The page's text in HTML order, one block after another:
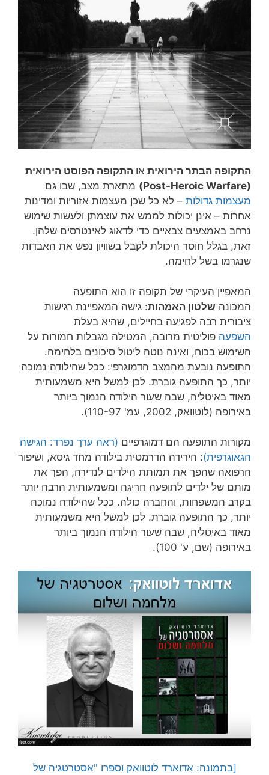
התקופה הבתר הירואית או התקופה הפוסט הירואית
(Post-Heroic Warfare)
מתארת מצב, שבו גם
מעצמות גדולות – לא כל שכן מעצמות אזוריות ומדינות
אחרות – אינן יכולות לממש את עוצמתן ולעשות שימוש
נרחב באמצעים צבאיים כדי לדאוג לאינטרסים שלהן.
זאת, בגלל חוסר היכולת לקבל בשוויון נפש את האבדות
שנגרמו בשל לחימה.
המאפיין העיקרי של תקופה זו הוא התופעה
המכונה שלטון האמהות: גישה המאפיינת רגישות
ציבורית רבה לפגיעה בחיילים, שהיא בעלת
השפעה פוליטית מרובה, המטילה מגבלות חמורות על
השימוש בכוח, ואינה נוטה ליטול סיכונים בלחימה.
התופעה נובעת מהמצב הדמוגרפי: ככל שהילודה נמוכה
יותר, כך התופעה גוברת. לכן למשל היא משמעותית
מאוד באיטליה, שבה שעור הילודה הנמוך ביותר
באירופה (לוטוואק, 2002, עמ' 110-97).
מקורות התופעה הם דמוגרפיים (ראה ערך נפרד: הגישה
הגאוגרפית): הירידה הדרמטית בילודה מחד גיסא, ושיפור
הרפואה שהפך את תמותת הילדים לנדירה, הפך את
מותם של ילדים לתופעה חריגה ומשמעותית הרבה יותר
בקרב המשפחות, והחברה כולה. ככל שהילודה נמוכה
יותר, כך התופעה גוברת. לכן למשל היא משמעותית
מאוד באיטליה, שבה שעור הילודה הנמוך ביותר
באירופה (שם, ע' 100).
[בתמונה: אדוארד לוטוואק וספרו "אסטרטגיה של